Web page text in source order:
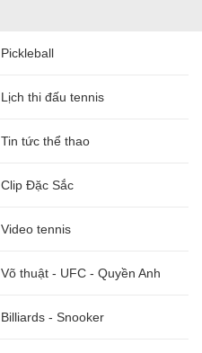
Pickleball
Lịch thi đấu tennis
Tin tức thể thao
Clip Đặc Sắc
Video tennis
Võ thuật - UFC - Quyền Anh
Billiards - Snooker